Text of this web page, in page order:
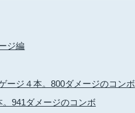
ジ編
ージ４本。800ダメージのコンボ
941ダメージのコンボ